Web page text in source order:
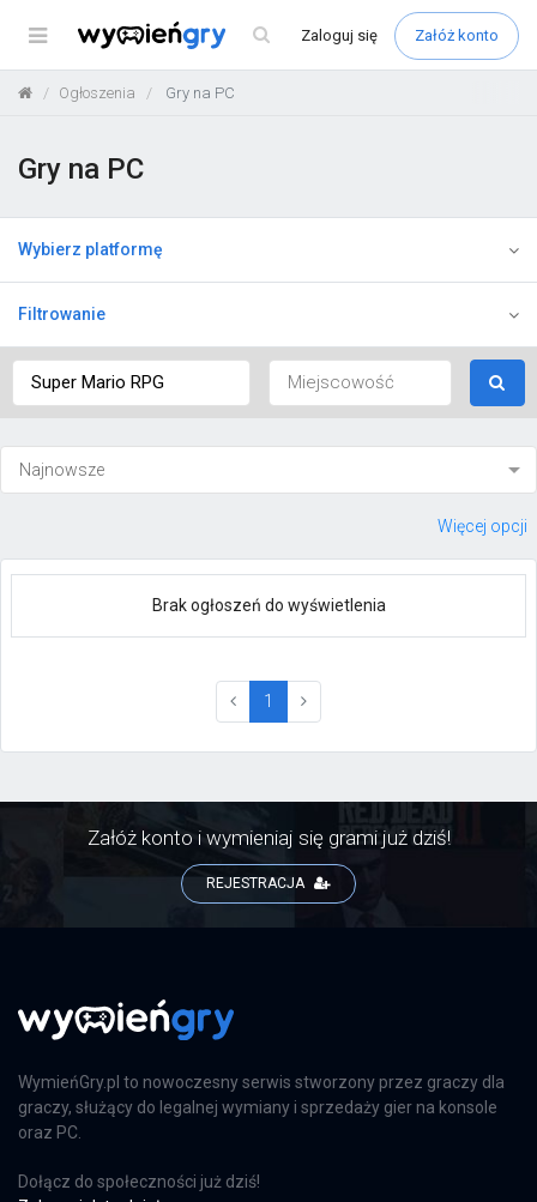
Menu Zaloguj się Załóż konto
Ogłoszenia Gry na PC
Gry na PC
Wybierz platformę
Filtrowanie
Więcej opcji
Brak ogłoszeń do wyświetlenia
1 (current)
Załóż konto i wymieniaj się grami już dziś!
REJESTRACJA
WymieńGry.pl to nowoczesny serwis stworzony przez graczy dla
graczy, służący do legalnej wymiany i sprzedaży gier na konsole
oraz PC.
Dołącz do społeczności już dziś!